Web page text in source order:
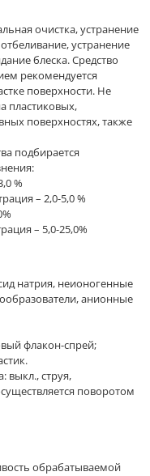
очистка, устранение
устранение
блеска. Средство
рекомендуется
поверхности. Не
пластиковых,
поверхностях, также
подбирается
%
– 2,0-5,0 %
– 5,0-25,0%
натрия, неионогенные
анионные
флакон-спрей;
выкл., струя,
поворотом
обрабатываемой